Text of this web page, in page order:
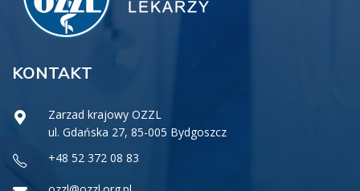
KONTAKT
Zarzad krajowy OZZL
ul. Gdańska 27, 85-005 Bydgoszcz
+48 52 372 08 83